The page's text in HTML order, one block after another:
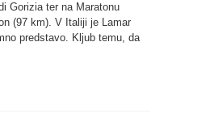
Gorizia ter na Maratonu
(97 km). V Italiji je Lamar
predstavo. Kljub temu, da